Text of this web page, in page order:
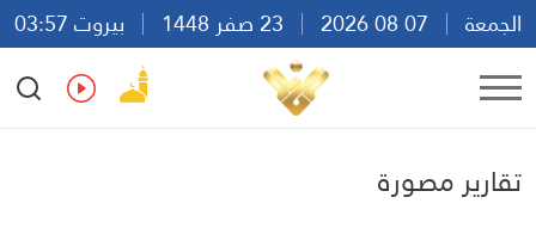
الجمعة
بيروت 03:57
Ar
En Fr Es
تقارير مصورة